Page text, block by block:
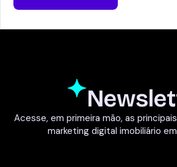
Acesse, em primeira mão, as
marketing digital imobiliário